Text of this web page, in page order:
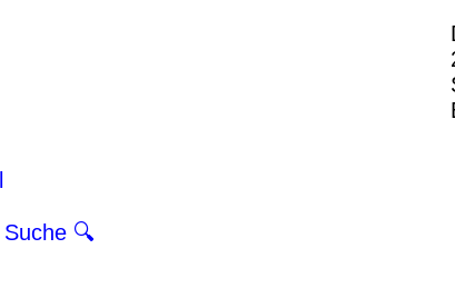
Suche 🔍